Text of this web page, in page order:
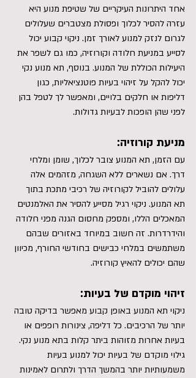
אחד היתרונות העיקריים של שטיפת מנוע היא
עזרה להסיר לכלוך ופסולת מצטברים שעלולים
לגרום לנזק למנוע לאורך זמן. ניקוי קבוע יכול
לסייע במניעת חלודה וקורוזיה, כמו גם לשפר את
היעילות הכוללת של המנוע. בנוסף, תא מנוע נקי
יכול להקל על זיהוי בעיות פוטנציאליות, כגון
דליפות או חלקים בלויים, ומאפשר לך לטפל בהן
לפני שהן הופכות לבעיות גדולות.
מניעת קורוזיה:
עם הזמן, תא המנוע צובר לכלוך, שומן ומלחי
דרך. אם נשארים ללא השגחה, מזהמים אלה
עלולים להוביל לקורוזיה של רכיבי מתכת בתוך
תא המנוע. ניקוי רגיל מסייע להסיר את האלמנטים
המאכלים הללו, ומספק מחסום הגנה מפני חלודה
והידרדרות. זה חשוב במיוחד באזורים שבהם
משתמשים במלחי כבישים בחודשי החורף, מכיוון
שהם יכולים להאיץ קורוזיה.
זיהוי מוקדם של בעיות:
ניקוי תא המנוע באופן קבוע מאפשר בדיקה טובה
יותר של הרכיבים. כל דליפה, צינורות רופפים או
בעיות אחרות מזוהות ביתר קלות בתא מנוע נקי.
גילוי מוקדם של בעיות יכול למנוע בעיות
משמעותיות יותר בהמשך הדרך ולתרום לאמינות